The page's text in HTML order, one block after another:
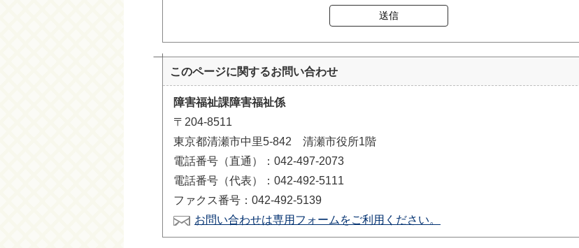
送信
このページに関するお問い合わせ
障害福祉課障害福祉係
〒204-8511
東京都清瀬市中里5-842 清瀬市役所1階
電話番号（直通）：042-497-2073
電話番号（代表）：042-492-5111
ファクス番号：042-492-5139
お問い合わせは専用フォームをご利用ください。